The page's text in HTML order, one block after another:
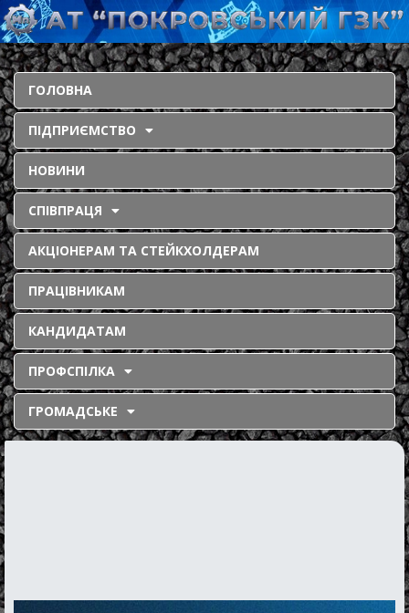
ГОЛОВНА
ПІДПРИЄМСТВО
НОВИНИ
СПІВПРАЦЯ
АКЦІОНЕРАМ ТА СТЕЙКХОЛДЕРАМ
ПРАЦІВНИКАМ
КАНДИДАТАМ
ПРОФСПІЛКА
ГРОМАДСЬКЕ